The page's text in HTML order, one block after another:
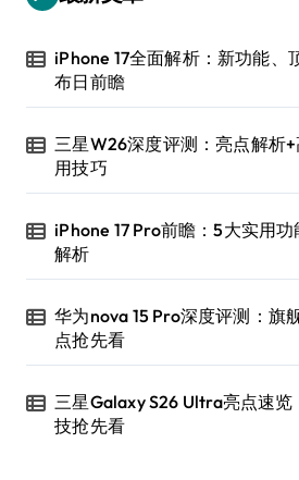
iPhone 17全面解析：新功能、
布日前瞻
三星W26深度评测：亮点解析
用技巧
iPhone 17 Pro前瞻：5大实用
解析
华为nova 15 Pro深度评测：旗
点抢先看
三星Galaxy S26 Ultra亮点速览
技抢先看